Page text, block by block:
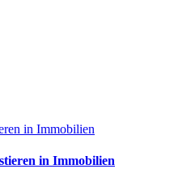
in Immobilien
in Immobilien